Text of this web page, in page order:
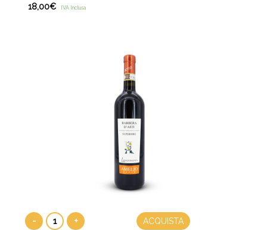
18,00€ IVA Inclusa
- + ACQUISTA